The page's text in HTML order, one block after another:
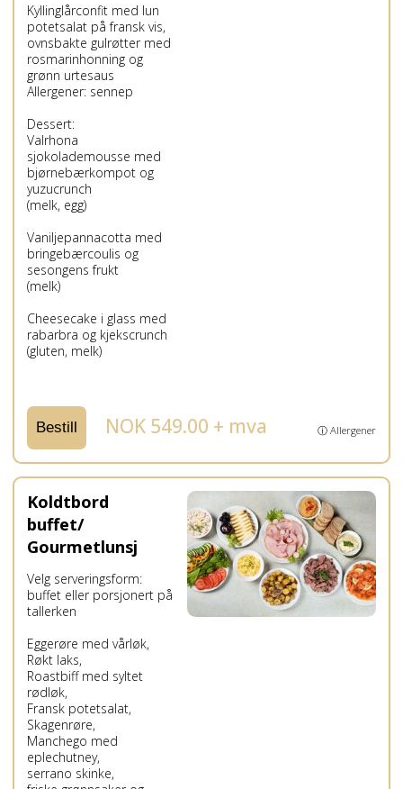
Kyllinglårconfit med lun
potetsalat på fransk vis,
ovnsbakte gulrøtter med
rosmarinhonning og
grønn urtesaus
Allergener: sennep
Dessert:
Valrhona
sjokolademousse med
bjørnebærkompot og
yuzucrunch
(melk, egg)
Vaniljepannacotta med
bringebærcoulis og
sesongens frukt
(melk)
Cheesecake i glass med
rabarbra og kjekscrunch
(gluten, melk)
Bestill NOK 549.00 + mva ⓘ Allergener
Koldtbord
buffet/
Gourmetlunsj
Velg serveringsform:
buffet eller porsjonert på
tallerken
Eggerøre med vårløk,
Røkt laks,
Roastbiff med syltet
rødløk,
Fransk potetsalat,
Skagenrøre,
Manchego med
eplechutney,
serrano skinke,